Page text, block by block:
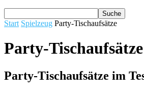
Start Spielzeug Party-Tischaufsätze
Party-Tischaufsätze
Party-Tischaufsätze im